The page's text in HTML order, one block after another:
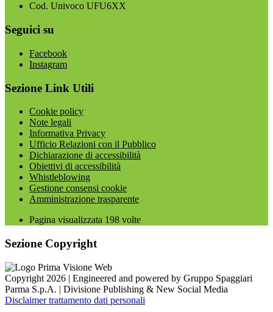
Cod. Univoco UFU6XX
Seguici su
Facebook
Instagram
Sezione Link Utili
Cookie policy
Note legali
Informativa Privacy
Ufficio Relazioni con il Pubblico
Dichiarazione di accessibilità
Obiettivi di accessibilità
Whistleblowing
Gestione consensi cookie
Amministrazione trasparente
Pagina visualizzata 198 volte
Sezione Copyright
Copyright 2026 | Engineered and powered by Gruppo Spaggiari
Parma S.p.A. | Divisione Publishing & New Social Media
Disclaimer trattamento dati personali